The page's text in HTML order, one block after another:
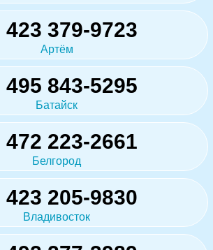
423 379-9723
Артём
495 843-5295
Батайск
472 223-2661
Белгород
423 205-9830
Владивосток